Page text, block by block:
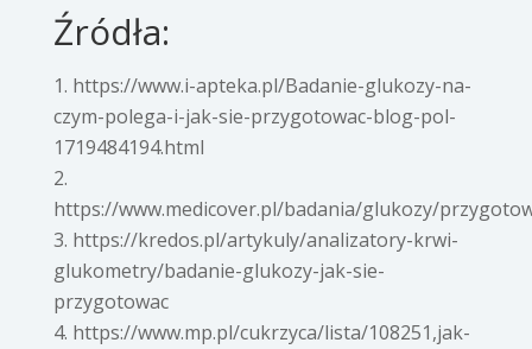
Źródła:
https://www.i-apteka.pl/Badanie-glukozy-na-
czym-polega-i-jak-sie-przygotowac-blog-pol-
1719484194.html
https://www.medicover.pl/badania/glukozy/
https://kredos.pl/artykuly/analizatory-krwi-
glukometry/badanie-glukozy-jak-sie-
przygotowac
https://www.mp.pl/cukrzyca/lista/108251,jak-